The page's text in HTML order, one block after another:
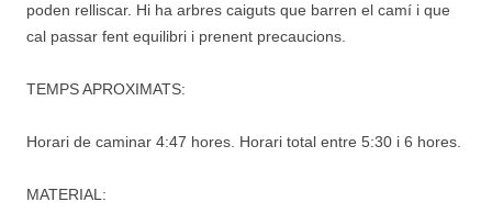
poden relliscar. Hi ha arbres caiguts que barren el camí i que
cal passar fent equilibri i prenent precaucions.
TEMPS APROXIMATS:
Horari de caminar 4:47 hores. Horari total entre 5:30 i 6 hores.
MATERIAL: